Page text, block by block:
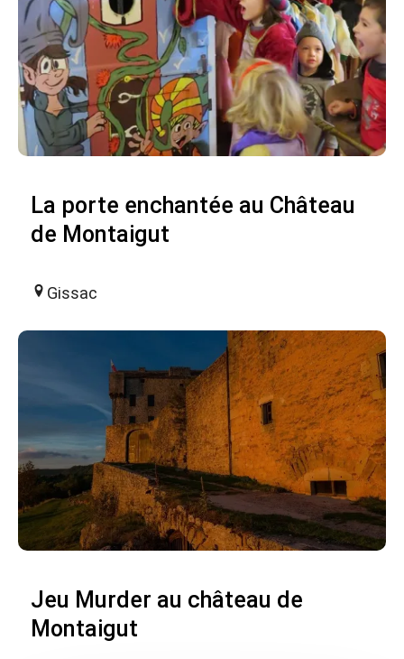
La porte enchantée au Château
de Montaigut
Gissac
Jeu Murder au château de
Montaigut